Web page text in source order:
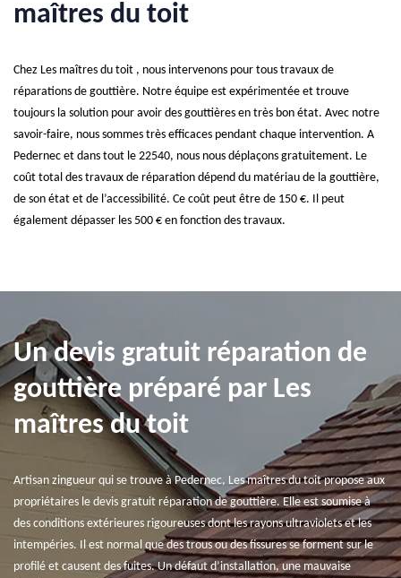
maîtres du toit
Chez Les maîtres du toit , nous intervenons pour tous travaux de
réparations de gouttière. Notre équipe est expérimentée et trouve
toujours la solution pour avoir des gouttières en très bon état. Avec notre
savoir-faire, nous sommes très efficaces pendant chaque intervention. A
Pedernec et dans tout le 22540, nous nous déplaçons gratuitement. Le
coût total des travaux de réparation dépend du matériau de la gouttière,
de son état et de l’accessibilité. Ce coût peut être de 150 €. Il peut
également dépasser les 500 € en fonction des travaux.
Un devis gratuit réparation de
gouttière préparé par Les
maîtres du toit
Artisan zingueur qui se trouve à Pedernec, Les maîtres du toit propose aux
propriétaires le devis gratuit réparation de gouttière. Elle est soumise à
des conditions extérieures rigoureuses dont les rayons ultraviolets et les
intempéries. Il est normal que des trous ou des fissures se forment sur le
profilé et causent des fuites. Un défaut d’installation, une mauvaise